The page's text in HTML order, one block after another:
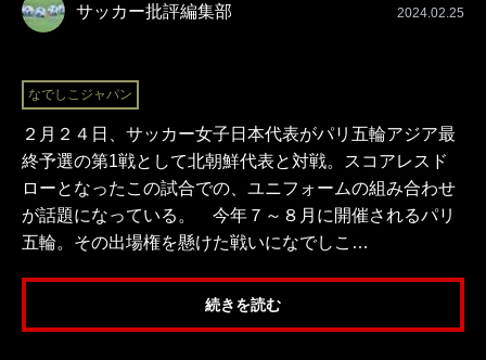
サッカー批評編集部 2024.02.25
なでしこジャパン
２月２４日、サッカー女子日本代表がパリ五輪アジア最
終予選の第1戦として北朝鮮代表と対戦。スコアレスド
ローとなったこの試合での、ユニフォームの組み合わせ
が話題になっている。 今年７～８月に開催されるパリ
五輪。その出場権を懸けた戦いになでしこ…
続きを読む